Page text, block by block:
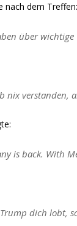
nach dem Treffen:
über wichtige
nix verstanden,
is back. With
dich lobt,